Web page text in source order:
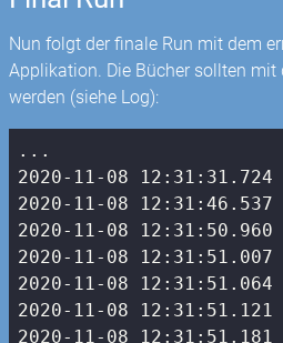
Nun folgt der finale Run mit dem
Applikation. Die Bücher sollten mit
werden (siehe Log):
2020-11-08 12 : 31 : 31.724
2020-11-08 12 : 31 :46.537
2020-11-08 12 : 31 : 50.960
2020-11-08 12 : 31 : 51.007
2020-11-08 12 : 31 : 51.064
2020-11-08 12 : 31 : 51.121
2020-11-08 12 : 31 : 51.181